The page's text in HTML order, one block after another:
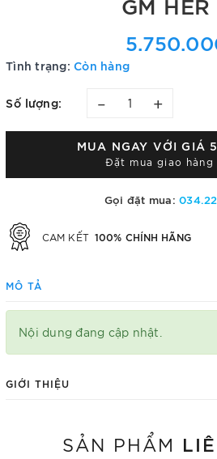
Tình trạng: Còn hàng
Số lượng: – +
MUA NGAY VỚI GIÁ
Đặt mua giao hàng
Gọi đặt mua:
CAM KẾT 100% CHÍNH HÃNG
MÔ TẢ
Nội dung đang cập nhật.
GIỚI THIỆU
SẢN PHẨM